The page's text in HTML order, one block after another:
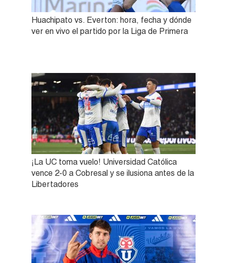
Huachipato vs. Everton: hora, fecha y dónde
ver en vivo el partido por la Liga de Primera
¡La UC toma vuelo! Universidad Católica
vence 2-0 a Cobresal y se ilusiona antes de la
Libertadores